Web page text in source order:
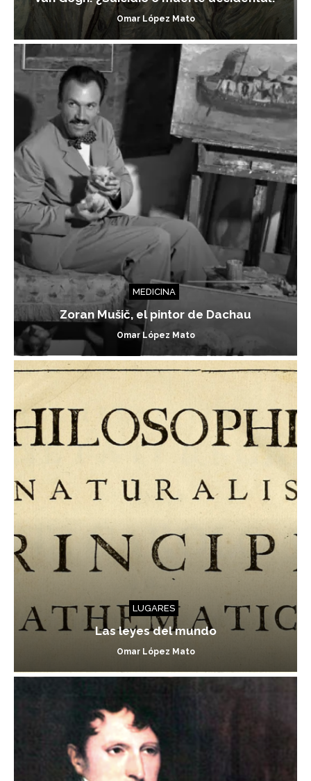
Omar López Mato
MEDICINA
Zoran Mušič, el pintor de Dachau
Omar López Mato
LUGARES
Las leyes del mundo
Omar López Mato